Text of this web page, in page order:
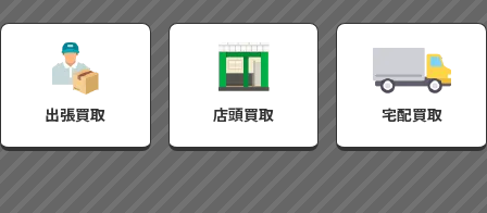
出張買取 店頭買取 宅配買取